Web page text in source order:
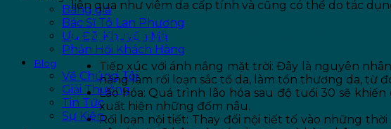
Bảng giá
Bác Sĩ Tô Lan Phương
Ưu Đãi Khuyến Mãi
Phản Hồi Khách Hàng
Blog
Về Chúng Tôi
Giải Thưởng
Tin Tức
Sự Kiện
liên qua như viêm da cấp tính và cũng có thể do tác
2. Nguyên Nhân Bị Đốm Nâu Trên Da
Tiếp xúc với ánh nắng mặt trời: Đây là nguyên
năng làm rối loạn sắc tố da, làm tổn thương da, từ
Lão hóa: Quá trình lão hóa sau độ tuổi 30 sẽ
xuất hiện những đốm nâu.
Rối loạn nội tiết: Thay đổi nội tiết tố vào những